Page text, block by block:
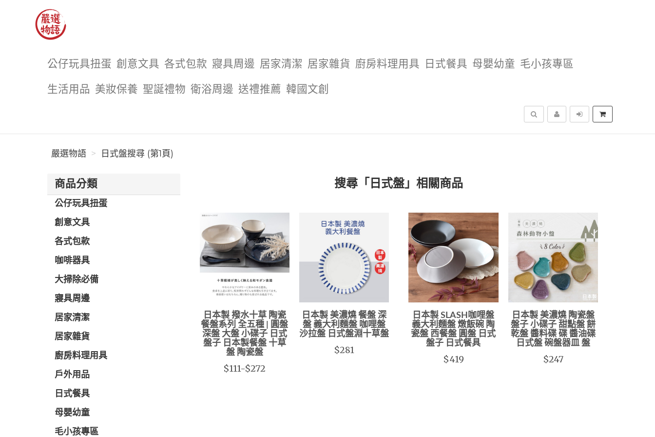
公仔玩具扭蛋 創意文具 各式包款 寢具周邊 居家清潔 居家雜貨 廚房料理用具 日式餐具 母嬰幼童 毛小孩專區
生活用品 美妝保養 聖誕禮物 衛浴周邊 送禮推薦 韓國文創
搜尋
嚴選物語 日式盤搜尋 (第1頁)
商品分類
公仔玩具扭蛋
創意文具
各式包款
咖啡器具
大掃除必備
寢具周邊
居家清潔
居家雜貨
廚房料理用具
戶外用品
日式餐具
母嬰幼童
毛小孩專區
搜尋「日式盤」相關商品
日本製 撥水十草 陶瓷
餐盤系列 全五種 | 圓盤
深盤 大盤 小碟子 日式
盤子 日本製餐盤 十草
盤 陶瓷盤
$111-$272
日本製 美濃燒 餐盤 深
盤 義大利麵盤 咖哩盤
沙拉盤 日式盤淵十草盤
$281
日本製 SLASH咖哩盤
義大利麵盤 燉飯碗 陶
瓷盤 西餐盤 圓盤 日式
盤子 日式餐具
$419
日本製 美濃燒 陶瓷盤
盤子 小碟子 甜點盤 餅
乾盤 醬料碟 碟 醬油碟
日式盤 碗盤器皿 盤
$247